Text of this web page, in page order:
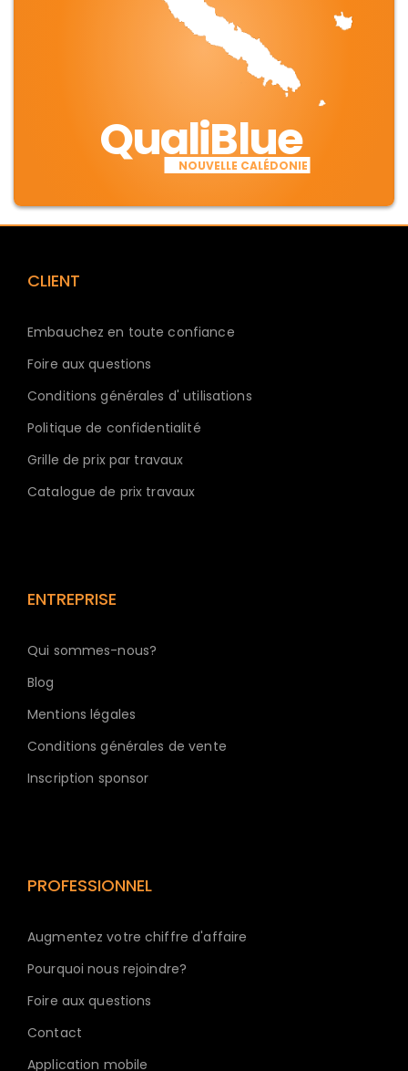
QualiBlue
NOUVELLE CALÉDONIE
CLIENT
Embauchez en toute confiance
Foire aux questions
Conditions générales d' utilisations
Politique de confidentialité
Grille de prix par travaux
Catalogue de prix travaux
ENTREPRISE
Qui sommes-nous?
Blog
Mentions légales
Conditions générales de vente
Inscription sponsor
PROFESSIONNEL
Augmentez votre chiffre d'affaire
Pourquoi nous rejoindre?
Foire aux questions
Contact
Application mobile